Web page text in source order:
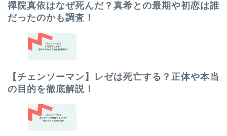
禪院真依はなぜ死んだ？真希との最期や初恋は誰
だったのかも調査！
【チェンソーマン】レゼは死亡する？正体や本当
の目的を徹底解説！